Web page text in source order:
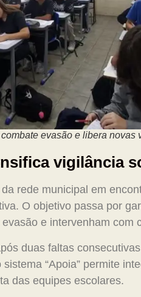
evasão e libera novas
vigilância
rede municipal em
O objetivo passa por
e intervenham com
duas faltas
“Apoia” permite
das equipes escolares.